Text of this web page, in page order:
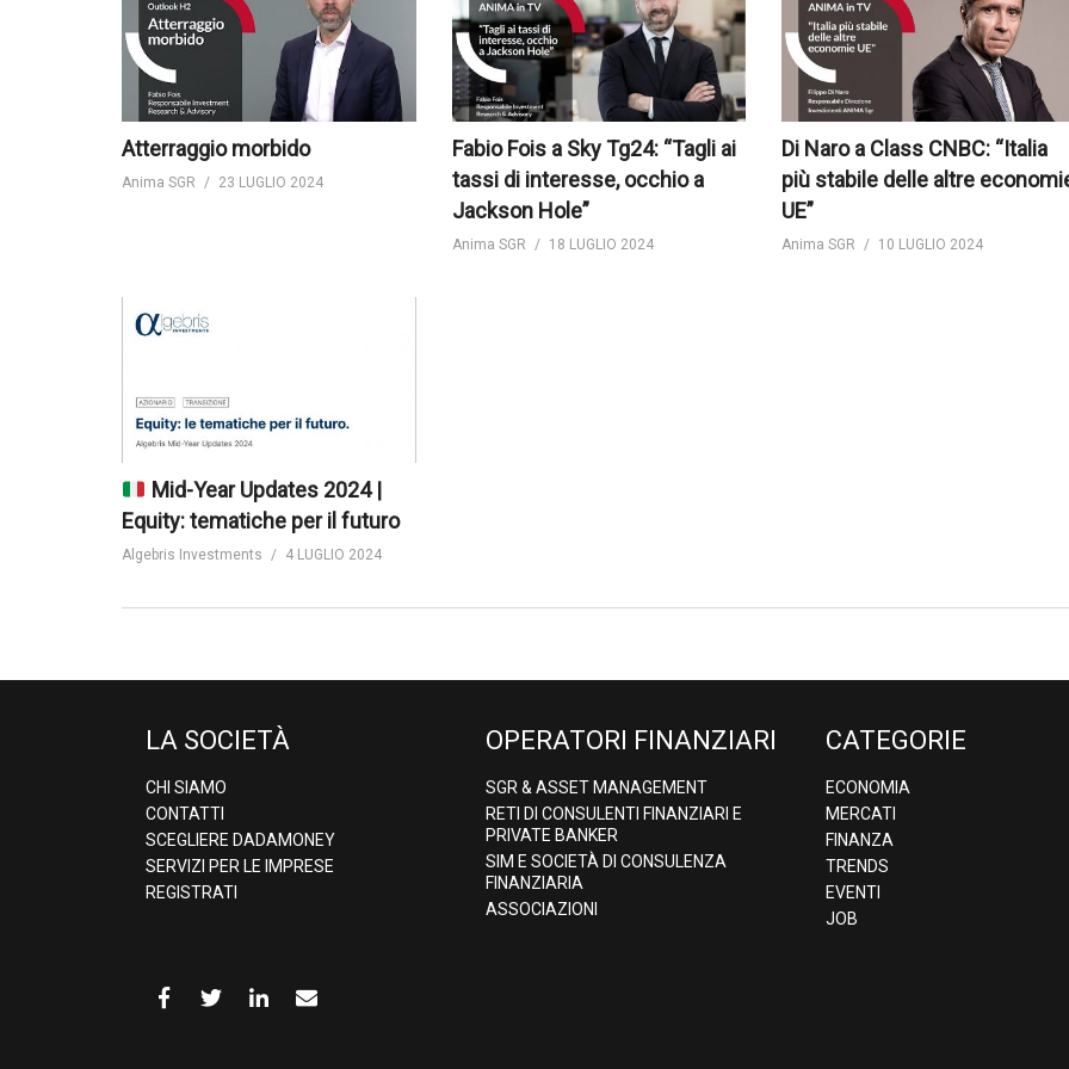
Atterraggio morbido
Anima SGR 23 LUGLIO 2024
Fabio Fois a Sky Tg24: “Tagli ai
tassi di interesse, occhio a
Jackson Hole”
Anima SGR 18 LUGLIO 2024
Di Naro a Class CNBC: “Italia
più stabile delle altre
UE”
Anima SGR 10 LUGLIO 2024
Mid-Year Updates 2024 |
Equity: tematiche per il futuro
Algebris Investments 4 LUGLIO 2024
LA SOCIETÀ
CHI SIAMO
CONTATTI
SCEGLIERE DADAMONEY
SERVIZI PER LE IMPRESE
REGISTRATI
OPERATORI FINANZIARI
SGR & ASSET MANAGEMENT
RETI DI CONSULENTI FINANZIARI E
PRIVATE BANKER
SIM E SOCIETÀ DI CONSULENZA
FINANZIARIA
ASSOCIAZIONI
CATEGORIE
ECONOMIA
MERCATI
FINANZA
TRENDS
EVENTI
JOB